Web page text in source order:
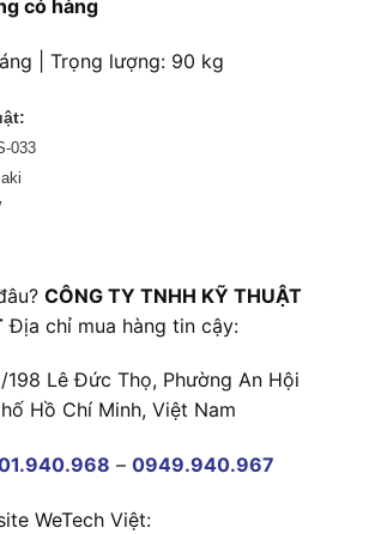
có hàng
| Trọng lượng: 90 kg
033
CÔNG TY TNHH KỸ THUẬT
Địa chỉ mua hàng tin cậy:
Lê Đức Thọ, Phường An Hội
Hồ Chí Minh, Việt Nam
– 0949.940.967
WeTech Việt: